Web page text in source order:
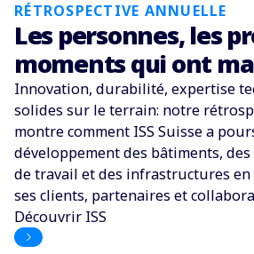
RÉTROSPECTIVE ANNUELLE
Les personnes, les
moments qui ont
Innovation, durabilité, expertise
solides sur le terrain: notre
montre comment ISS Suisse a
développement des bâtiments,
de travail et des infrastructures en
ses clients, partenaires et
Découvrir ISS